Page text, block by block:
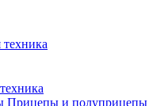
Прицепы и полуприцепы